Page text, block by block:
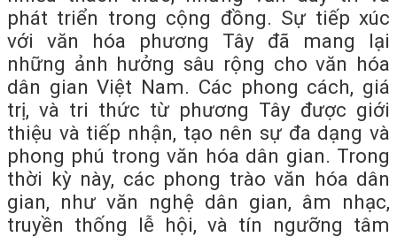
phát triển trong cộng đồng. Sự tiếp xúc
với văn hóa phương Tây đã mang lại
những ảnh hưởng sâu rộng cho văn hóa
dân gian Việt Nam. Các phong cách, giá
trị, và tri thức từ phương Tây được giới
thiệu và tiếp nhận, tạo nên sự đa dạng và
phong phú trong văn hóa dân gian. Trong
thời kỳ này, các phong trào văn hóa dân
gian, như văn nghệ dân gian, âm nhạc,
truyền thống lễ hội, và tín ngưỡng tâm